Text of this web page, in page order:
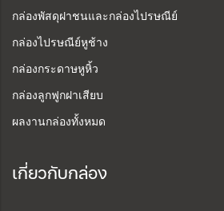
กล่องพัสดุฝาชนและกล่องไปรษณีย์
กล่องไปรษณีย์หูช้าง
กล่องกระดาษหูหิ้ว
กล่องลูกฟูกฝาเสียบ
ผลงานกล่องทั้งหมด
เกี่ยวกับกล่อง